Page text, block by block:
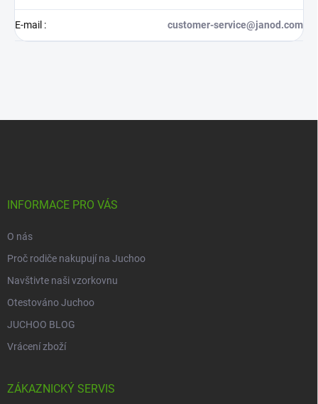
E-mail : customer-service@janod.com
INFORMACE PRO VÁS
O nás
Proč rodiče nakupují na Juchoo
Navštivte naši vzorkovnu
Otestováno Juchoo
JUCHOO BLOG
Vrácení zboží
ZÁKAZNICKÝ SERVIS